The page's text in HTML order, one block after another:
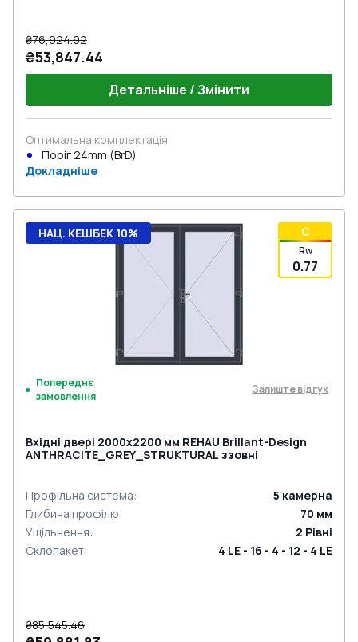
₴76,924.92
₴53,847.44
Детальніше / Змінити
Оптимальна комплектація
Поріг 24mm (BrD)
Докладніше
C
Rw
0.77
НАЦ. КЕШБЕК 10%
Попереднє
замовлення
Залиште відгук
Вхідні двері 2000x2200 мм REHAU Brillant-Design
ANTHRACITE_GREY_STRUKTURAL ззовні
Профільна система: 5 камерна
Глибина профілю: 70 мм
Ущільнення: 2 Рівні
Склопакет: 4 LE - 16 - 4 - 12 - 4 LE
₴85,545.46